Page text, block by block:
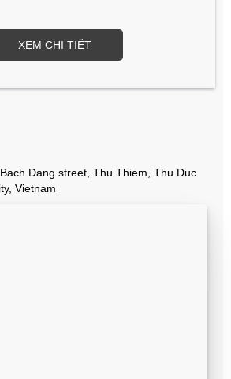
XEM CHI TIẾT
Dang street, Thu Thiem, Thu Duc
Vietnam